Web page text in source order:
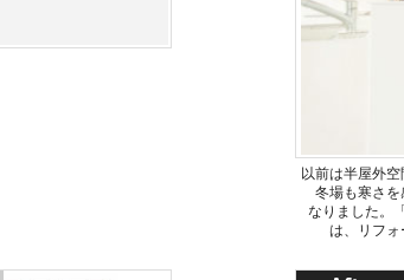
以前は半屋外
冬場も寒さを
なりました。
は、リフォ